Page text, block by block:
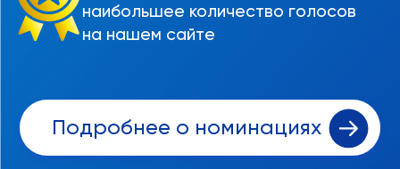
наибольшее количество голосов
на нашем сайте
Подробнее о номинациях